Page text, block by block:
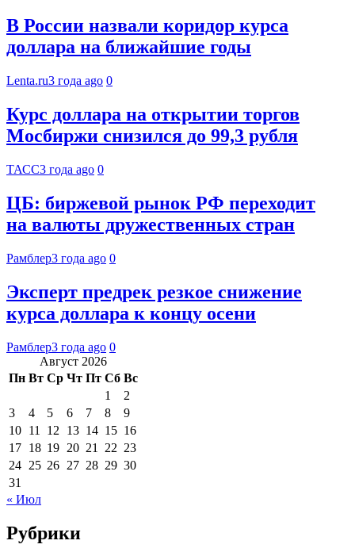
В России назвали коридор курса
доллара на ближайшие годы
Lenta.ru3 года ago 0
Курс доллара на открытии торгов
Мосбиржи снизился до 99,3 рубля
ТАСС3 года ago 0
ЦБ: биржевой рынок РФ переходит
на валюты дружественных стран
Рамблер3 года ago 0
Эксперт предрек резкое снижение
курса доллара к концу осени
Рамблер3 года ago 0
Август 2026
Пн Вт Ср Чт Пт Сб Вс
1
2
3
4 5 6 7 8
9
10 11 12 13 14 15 16
17 18 19 20 21 22 23
24 25 26 27 28 29 30
31
« Июл
Рубрики